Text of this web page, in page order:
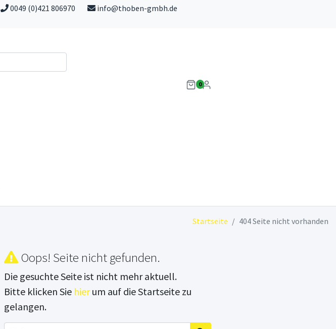
0049 (0)421 806970 info@thoben-gmbh.de
0
Startseite 404 Seite nicht vorhanden
Oops! Seite nicht gefunden.
Die gesuchte Seite ist nicht mehr aktuell.
Bitte klicken Sie hierum auf die Startseite zu
gelangen.